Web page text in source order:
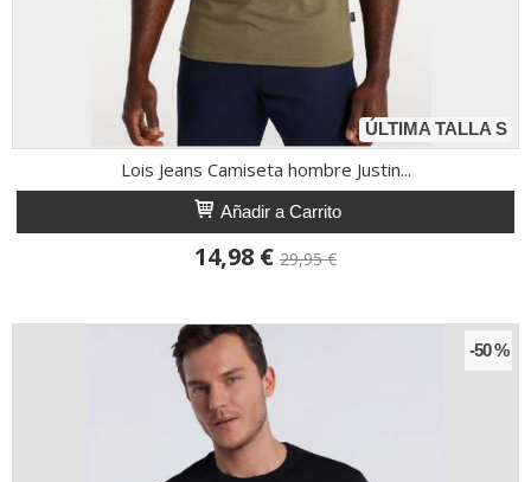
ÚLTIMA TALLA S
Lois Jeans Camiseta hombre Justin...
Añadir a Carrito
14,98 € 29,95 €
-50 %